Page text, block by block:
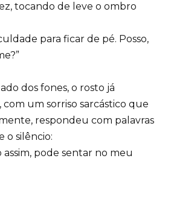
tocando de leve o ombro
para ficar de pé. Posso,
dos fones, o rosto já
um sorriso sarcástico que
respondeu com palavras
o silêncio:
pode sentar no meu